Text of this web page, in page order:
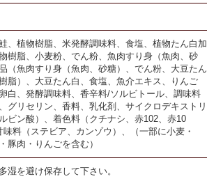
、植物樹脂、米発酵調味料、食塩、植物たん白加
樹脂、小麦粉、でん粉、魚肉すり身（魚肉、砂
（魚肉すり身（魚肉、砂糖）、でん粉、大豆たん
脂）、大豆たん白、食塩、魚介エキス、りんご
白、発酵調味料、香辛料/ソルビトール、調味料
グリセリン、香料、乳化剤、サイクロデキストリ
ビン酸）、着色料（クチナシ、赤102、赤10
料（ステビア、カンゾウ）、（一部に小麦・
豚肉・りんごを含む）
湿を避け保存して下さい。